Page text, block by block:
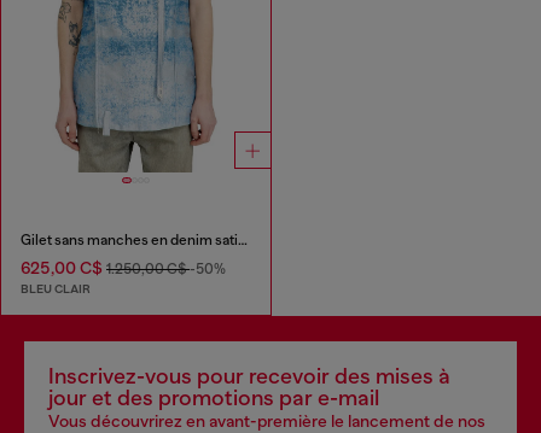
Gilet sans manches en denim satin coloré
625,00 C$ 1.250,00 C$-50%
BLEU CLAIR
Inscrivez-vous pour recevoir des mises à
jour et des promotions par e-mail
Vous découvrirez en avant-première le lancement de nos